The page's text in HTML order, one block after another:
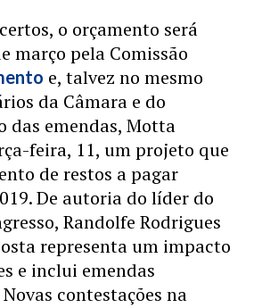
o orçamento será
março pela Comissão
e, talvez no mesmo
da Câmara e do
das emendas, Motta
feira, 11, um projeto que
de restos a pagar
De autoria do líder do
Randolfe Rodrigues
representa um impacto
e inclui emendas
contestações na